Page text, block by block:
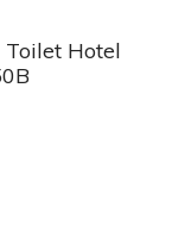
Toilet Hotel